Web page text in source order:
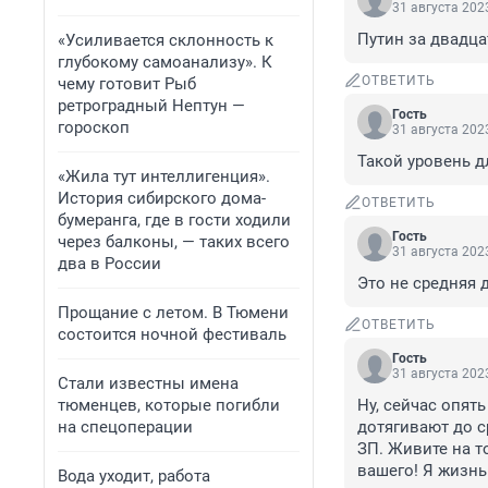
«Усиливается склонность к
глубокому самоанализу». К
чему готовит Рыб
ретроградный Нептун —
гороскоп
«Жила тут интеллигенция».
История сибирского дома-
бумеранга, где в гости ходили
через балконы, — таких всего
два в России
Прощание с летом. В Тюмени
состоится ночной фестиваль
Стали известны имена
тюменцев, которые погибли
на спецоперации
Вода уходит, работа
31 августа
Путин за
ОТВЕТИТЬ
Гость
31 августа
Такой уровень
ОТВЕТИТЬ
Гость
31 августа
Это не средняя
ОТВЕТИТЬ
Гость
31 августа
Ну, сейчас
дотягивают до
ЗП. Живите на
вашего! Я